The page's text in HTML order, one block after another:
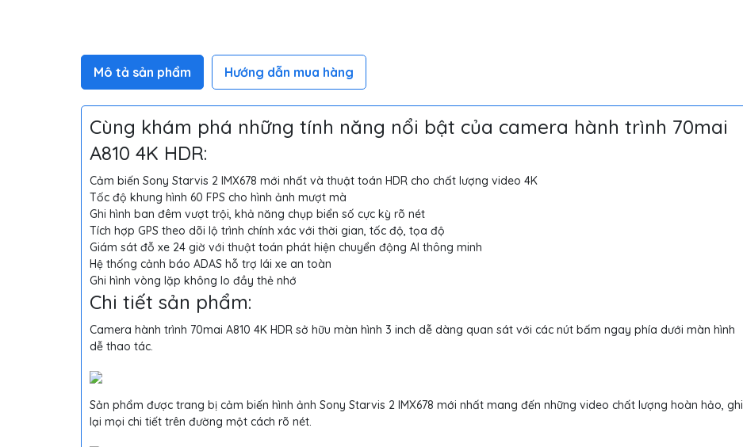
Mô tả sản phẩm Hướng dẫn mua hàng
Cùng khám phá những tính năng nổi bật của camera hành trình 70mai
A810 4K HDR:
Cảm biến Sony Starvis 2 IMX678 mới nhất và thuật toán HDR cho chất lượng video 4K
Tốc độ khung hình 60 FPS cho hình ảnh mượt mà
Ghi hình ban đêm vượt trội, khả năng chụp biển số cực kỳ rõ nét
Tích hợp GPS theo dõi lộ trình chính xác với thời gian, tốc độ, tọa độ
Giám sát đỗ xe 24 giờ với thuật toán phát hiện chuyển động AI thông minh
Hệ thống cảnh báo ADAS hỗ trợ lái xe an toàn
Ghi hình vòng lặp không lo đầy thẻ nhớ
Chi tiết sản phẩm:
Camera hành trình 70mai A810 4K HDR sở hữu màn hình 3 inch dễ dàng quan sát với các nút bấm ngay phía dưới màn hình
dễ thao tác.
Sản phẩm được trang bị cảm biến hình ảnh Sony Starvis 2 IMX678 mới nhất mang đến những video chất lượng hoàn hảo, ghi
lại mọi chi tiết trên đường một cách rõ nét.